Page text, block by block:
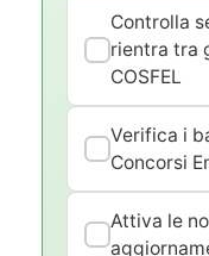
Controlla
rientra tra
COSFEL
Verifica i
Concorsi
Attiva le